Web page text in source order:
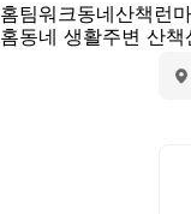
홈팀워크동네산책 런
홈동네 생활주변 산책